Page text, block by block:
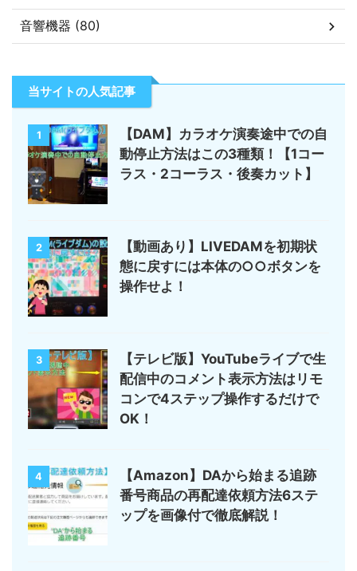
音響機器 (80)
当サイトの人気記事
1
【DAM】カラオケ演奏途中での自
動停止方法はこの3種類！【1コー
ラス・2コーラス・後奏カット】
2
【動画あり】LIVEDAMを初期状
態に戻すには本体の○○ボタンを
操作せよ！
3
【テレビ版】YouTubeライブで生
配信中のコメント表示方法はリモ
コンで4ステップ操作するだけで
OK！
4
【Amazon】DAから始まる追跡
番号商品の再配達依頼方法6ステ
ップを画像付で徹底解説！